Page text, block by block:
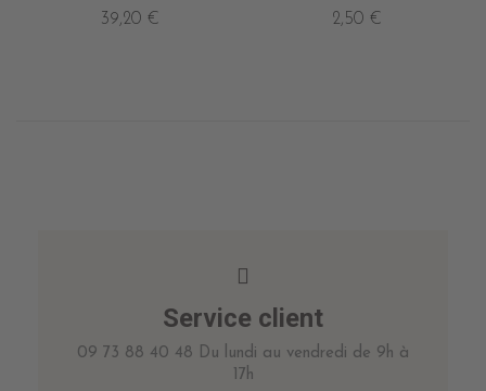
39,20 €
2,50 €
Service client
09 73 88 40 48 Du lundi au vendredi de 9h à
17h